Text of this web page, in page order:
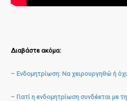
Διαβάστε ακόμα:
– Ενδομητρίωση: Να χειρουργηθώ ή
– Γιατί η ενδομητρίωση συνδέεται με